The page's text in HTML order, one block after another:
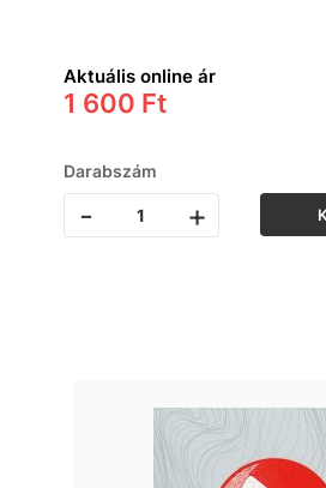
Aktuális online ár
1 600 Ft
Darabszám
- +